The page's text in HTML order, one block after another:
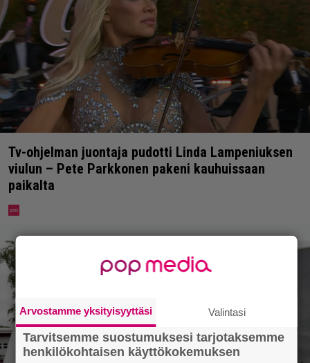
Tv-ohjelman juontaja pudotti Linda Lampeniuksen
viulun – Pete Parkkonen pakeni kauhuissaan
paikalta
Arvostamme yksityisyyttäsi Valintasi
Tarvitsemme suostumuksesi tarjotaksemme
henkilökohtaisen käyttökokemuksen